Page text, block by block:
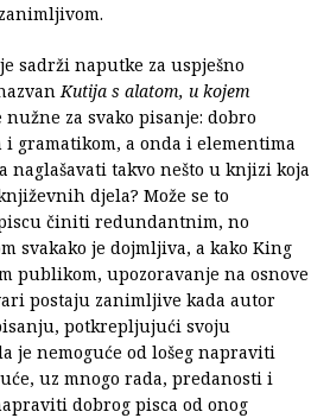
sadrži naputke za uspješno
Kutija s alatom, u kojem
nužne za svako pisanje: dobro
gramatikom, a onda i elementima
naglašavati takvo nešto u knjizi koja
djela? Može se to
činiti redundantnim, no
svakako je dojmljiva, a kako King
publikom, upozoravanje na osnove
postaju zanimljive kada autor
potkrepljujući svoju
je nemoguće od lošeg napraviti
uz mnogo rada, predanosti i
dobrog pisca od onog